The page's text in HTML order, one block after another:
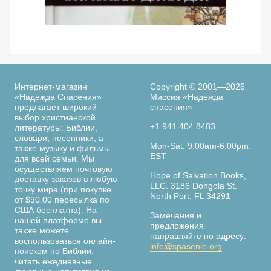
Страница
книги
Интернет-магазин
«Надежда Спасения»
предлагает широкий
выбор христианской
литературы: Библии,
словари, песенники, а
также музыку и фильмы
для всей семьи. Мы
осуществляем почтовую
доставку заказов в любую
точку мира (при покупке
от $90.00 пересылка по
США бесплатна). На
нашей платформе вы
также можете
воспользоваться онлайн-
поиском по Библии,
читать ежедневные
Copyright © 2001—2026
Миссия «Надежда
спасения»
+1 941 404 8483
Mon-Sat: 9:00am-6:00pm.
EST
Hope of Salvation Books,
LLC. 3186 Dongola St.
North Port, FL 34291
Замечания и
предложения
направляйте по адресу:
info@spasenie.org